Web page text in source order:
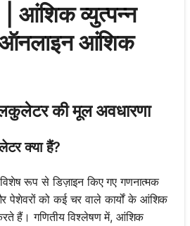
आंशिक व्युत्पन्न
आंशिक
की मूल अवधारणा
क्या हैं?
रूप से डिज़ाइन किए गए गणनात्मक
पेशेवरों को कई चर वाले कार्यों के आंशिक
हैं। गणितीय विश्लेषण में, आंशिक